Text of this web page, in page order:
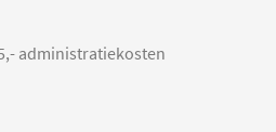
administratiekosten